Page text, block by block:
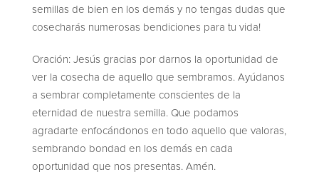
semillas de bien en los demás y no tengas dudas que
cosecharás numerosas bendiciones para tu vida!
Oración: Jesús gracias por darnos la oportunidad de
ver la cosecha de aquello que sembramos. Ayúdanos
a sembrar completamente conscientes de la
eternidad de nuestra semilla. Que podamos
agradarte enfocándonos en todo aquello que valoras,
sembrando bondad en los demás en cada
oportunidad que nos presentas. Amén.